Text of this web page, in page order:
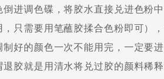
调色碟，将胶水直接兑进色粉中
，只需要用笔蘸胶揉合色粉即可）
制好的颜色一次不能用完，一定要
退胶就是用清水将兑过胶的颜料稀